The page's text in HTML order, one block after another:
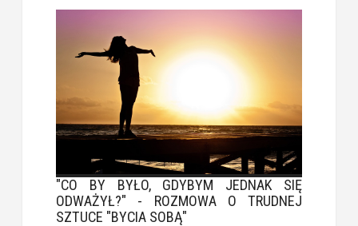
"CO BY BYŁO, GDYBYM JEDNAK SIĘ
ODWAŻYŁ?" - ROZMOWA O TRUDNEJ
SZTUCE "BYCIA SOBĄ"